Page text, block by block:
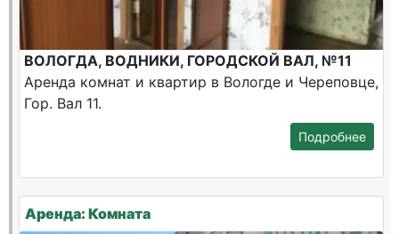
ВОЛОГДА, ВОДНИКИ, ГОРОДСКОЙ ВАЛ, №11
Аренда комнат и квартир в Вологде и Череповце,
Гор. Вал 11.
Подробнее
Аренда: Комната